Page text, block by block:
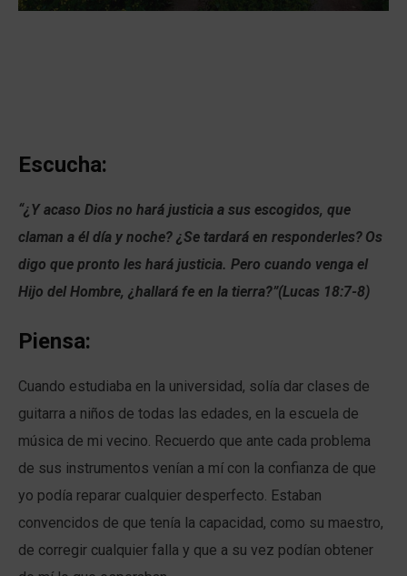
Escucha:
“¿Y acaso Dios no hará justicia a sus escogidos, que
claman a él día y noche? ¿Se tardará en responderles? Os
digo que pronto les hará justicia. Pero cuando venga el
Hijo del Hombre, ¿hallará fe en la tierra?”(Lucas 18:7-8)
Piensa:
Cuando estudiaba en la universidad, solía dar clases de
guitarra a niños de todas las edades, en la escuela de
música de mi vecino. Recuerdo que ante cada problema
de sus instrumentos venían a mí con la confianza de que
yo podía reparar cualquier desperfecto. Estaban
convencidos de que tenía la capacidad, como su maestro,
de corregir cualquier falla y que a su vez podían obtener